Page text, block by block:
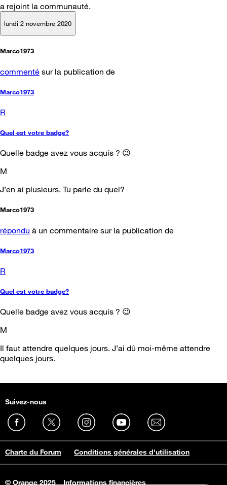
a rejoint la communauté.
lundi 2 novembre 2020
Marco1973
commenté sur la publication de
Marco1973
R
Quel est votre badge?
Quelle badge avez vous acquis ? 😉
M
J’en ai plusieurs. Tu parle du quel?
Marco1973
répondu à un commentaire sur la publication de
Marco1973
R
Quel est votre badge?
Quelle badge avez vous acquis ? 😉
M
Il faut attendre quelques jours. J’ai dû moi-même attendre
quelques jours.
Suivez-nous
Charte du Forum Conditions générales d'utilisation
© Orange 2025
Informations financières